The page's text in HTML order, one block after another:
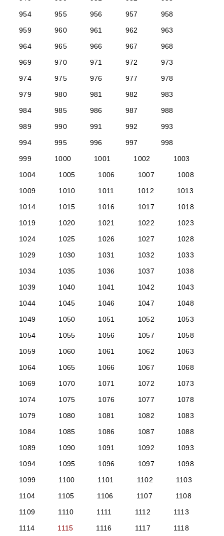
954
955 956 957
958
959
960 961 962
963
964
965 966 967
968
969
970 971 972
973
974
975 976 977
978
979
980 981 982
983
984
985 986 987
988
989
990 991 992
993
994
995 996 997
998
999
1000 1001 1002
1003
1004
1005 1006 1007
1008
1009
1010 1011 1012
1013
1014
1015 1016 1017
1018
1019
1020 1021 1022
1023
1024
1025 1026 1027
1028
1029
1030 1031 1032
1033
1034
1035 1036 1037
1038
1039
1040 1041 1042
1043
1044
1045 1046 1047
1048
1049
1050 1051 1052
1053
1054
1055 1056 1057
1058
1059
1060 1061 1062
1063
1064
1065 1066 1067
1068
1069
1070 1071 1072
1073
1074
1075 1076 1077
1078
1079
1080 1081 1082
1083
1084
1085 1086 1087
1088
1089
1090 1091 1092
1093
1094
1095 1096 1097
1098
1099
1100 1101 1102
1103
1104
1105 1106 1107
1108
1109
1110 1111 1112
1113
1114
1115 1116 1117
1118